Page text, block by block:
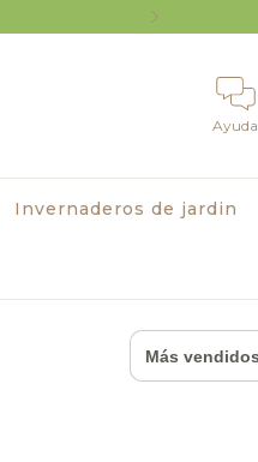
Ayuda
Invernaderos de jardin